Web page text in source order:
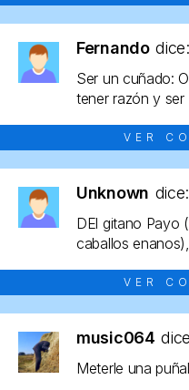
Fernando dice:
Ser un cuñado:
tener razón y ser
VER
Unknown dice:
DEl gitano Payo
caballos
VER
music064
Meterle una